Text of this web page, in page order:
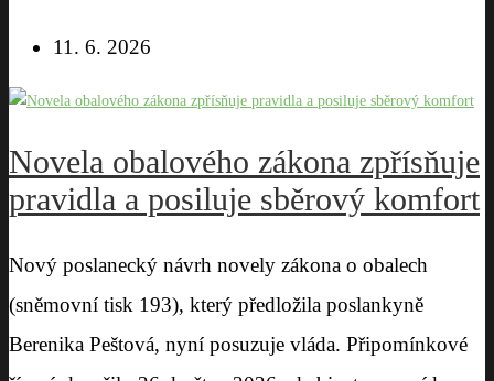
11. 6. 2026
Novela obalového zákona zpřísňuje
pravidla a posiluje sběrový komfort
Nový poslanecký návrh novely zákona o obalech
(sněmovní tisk 193), který předložila poslankyně
Berenika Peštová, nyní posuzuje vláda. Připomínkové